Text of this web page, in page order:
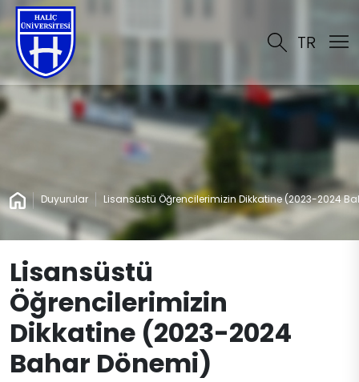
TR
Duyurular Lisansüstü Öğrencilerimizin Dikkatine (2023-2024
Lisansüstü
Öğrencilerimizin
Dikkatine (2023-2024
Bahar Dönemi)